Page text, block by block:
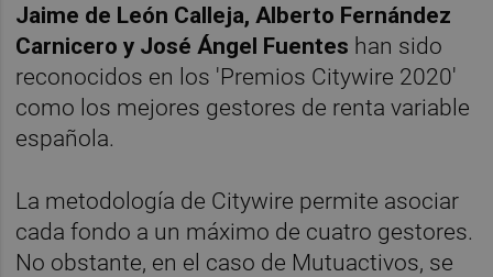
Jaime de León Calleja, Alberto Fernández
Carnicero y José Ángel Fuentes han sido
reconocidos en los 'Premios Citywire 2020'
como los mejores gestores de renta variable
española.
La metodología de Citywire permite asociar
cada fondo a un máximo de cuatro gestores.
No obstante, en el caso de Mutuactivos, se